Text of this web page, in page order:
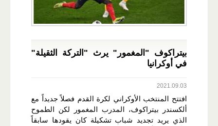
بيتراكوف "المغمور" يرث "التركة الثقيلة"
في أوكرانيا
2021.09.03
افتتح المنتخب الأوكراني لكرة القدم فصلاً جديداً مع
ألكسندر بيتراكوف، المدرب المغمور لكن الطموح
الذي يريد تجديد شباب تشكيلة كان يقودها سابقاً